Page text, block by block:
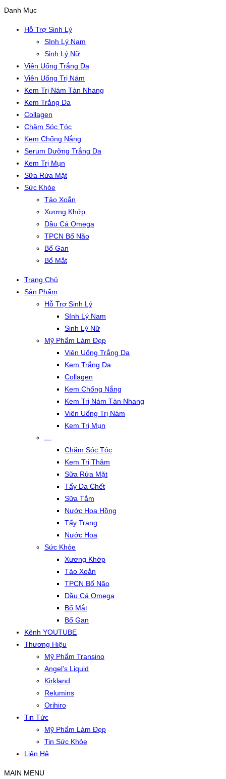
Danh Mục
Hỗ Trợ Sinh Lý
SInh Lý Nam
Sinh Lý Nữ
Viên Uống Trắng Da
Viên Uống Trị Nám
Kem Trị Nám Tàn Nhang
Kem Trắng Da
Collagen
Chăm Sóc Tóc
Kem Chống Nắng
Serum Dưỡng Trắng Da
Kem Trị Mụn
Sữa Rửa Mặt
Sức Khỏe
Tảo Xoắn
Xương Khớp
Dầu Cá Omega
TPCN Bổ Não
Bổ Gan
Bổ Mắt
Trang Chủ
Sản Phẩm
Hỗ Trợ Sinh Lý
SInh Lý Nam
Sinh Lý Nữ
Mỹ Phẩm Làm Đẹp
Viên Uống Trắng Da
Kem Trắng Da
Collagen
Kem Chống Nắng
Kem Trị Nám Tàn Nhang
Viên Uống Trị Nám
Kem Trị Mụn
Chăm Sóc Tóc
Kem Trị Thâm
Sữa Rửa Mặt
Tẩy Da Chết
Sữa Tắm
Nước Hoa Hồng
Tẩy Trang
Nước Hoa
Sức Khỏe
Xương Khớp
Tảo Xoắn
TPCN Bổ Não
Dầu Cá Omega
Bổ Mắt
Bổ Gan
Kênh YOUTUBE
Thương Hiệu
Mỹ Phẩm Transino
Angel’s Liquid
Kirkland
Relumins
Orihiro
Tin Tức
Mỹ Phẩm Làm Đẹp
Tin Sức Khỏe
Liên Hệ
MAIN MENU